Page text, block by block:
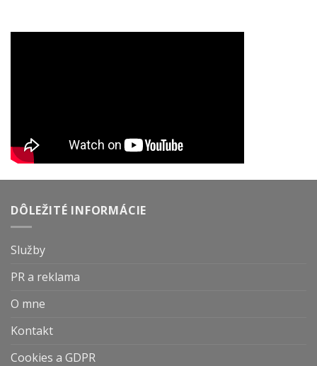
DÔLEŽITÉ INFORMÁCIE
Služby
PR a reklama
O mne
Kontakt
Cookies a GDPR